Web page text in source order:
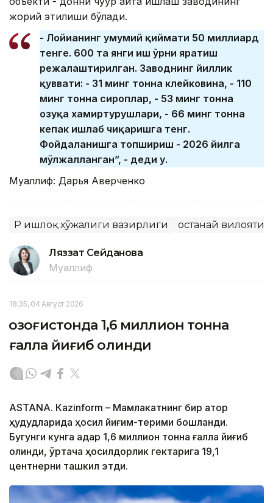
жорий этилиши бўлади.
- Лойиҳанинг умумий қиймати 50 миллиард
тенге. 600 та янги иш ўрни яратиш
режалаштирилган. Заводнинг йиллик
қуввати: - 31 минг тонна клейковина, - 110
минг тонна сироплар, - 53 минг тонна
озуқа хамиртурушлари, - 66 минг тонна
кепак ишлаб чиқаришга тенг.
Фойдаланишга топшириш - 2026 йилга
мўлжалланган”, - деди у.
Муаллиф: Дарья Аверченко
ҚР Қишлоқ хўжалиги вазирлиги Қостанай вилояти
Ляззат Сейданова
Муаллиф
18:35, 04 Август 2026
Қозоғистонда 1,6 миллион тонна
ғалла йиғиб олинди
ASTANА. Кazinform – Мамлакатнинг бир қатор
ҳудудларида ҳосил йиғим-терими бошланди.
Бугунги кунга қадар 1,6 миллион тонна ғалла йиғиб
олинди, ўртача ҳосилдорлик гектарига 19,1
центнерни ташкил этди.